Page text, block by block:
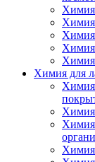
Химия
Химия
Химия
Химия
Химия
Химия для
Химия
Химия
Химия
Химия